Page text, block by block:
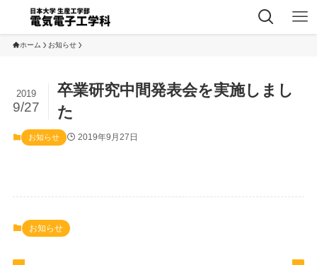
ホーム お知らせ
卒業研究中間発表会を実施しまし
た
2019
9/27
お知らせ 2019年9月27日
お知らせ